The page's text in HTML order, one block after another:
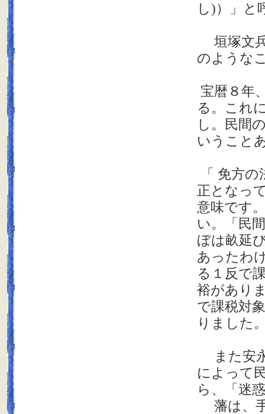
し)）」と
垣塚文
のような
宝暦８年
る。これ
し。民間
いうこと
「 免方
正となっ
意味です
い。「民
ぼは畝延
あったわ
る１反で
裕があり
で課税対
りました
また安
によって
ら、「迷
藩は、